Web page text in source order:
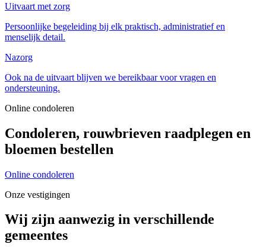
Uitvaart met zorg
Persoonlijke begeleiding bij elk praktisch, administratief en
menselijk detail.
Nazorg
Ook na de uitvaart blijven we bereikbaar voor vragen en
ondersteuning.
Online condoleren
Condoleren, rouwbrieven raadplegen en
bloemen bestellen
Online condoleren
Onze vestigingen
Wij zijn aanwezig in verschillende
gemeentes